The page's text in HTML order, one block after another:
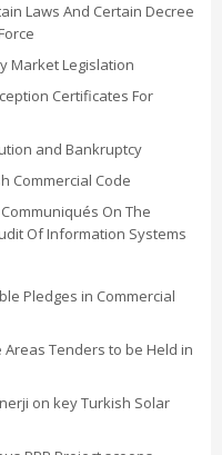
Laws And Certain Decree
Market Legislation
Certificates For
and Bankruptcy
Commercial Code
On The
Of Information Systems
Pledges in Commercial
Tenders to be Held in
on key Turkish Solar